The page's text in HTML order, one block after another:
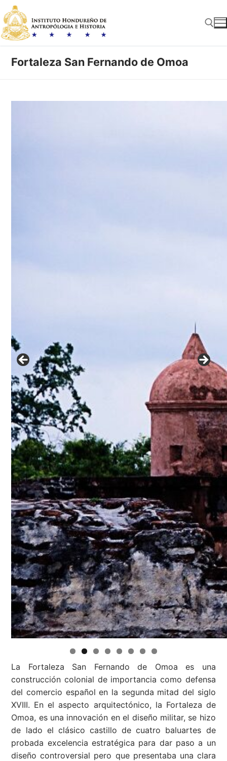
al
contenido
Fortaleza San Fernando de Omoa
La Fortaleza San Fernando de Omoa es una
construcción colonial de importancia como defensa
del comercio español en la segunda mitad del siglo
XVIII. En el aspecto arquitectónico, la Fortaleza de
Omoa, es una innovación en el diseño militar, se hizo
de lado el clásico castillo de cuatro baluartes de
probada excelencia estratégica para dar paso a un
diseño controversial pero que presentaba una clara